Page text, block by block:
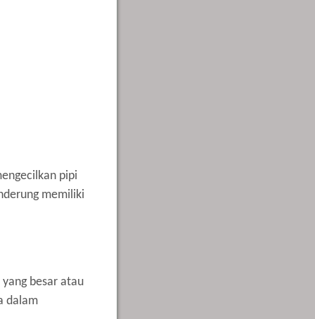
pipi
memiliki
besar atau
dalam